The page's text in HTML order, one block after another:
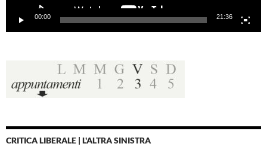
00:00 21:36
CRITICA LIBERALE | L'ALTRA SINISTRA